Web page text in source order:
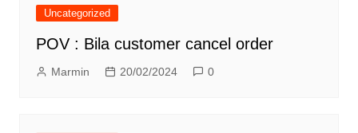
Uncategorized
POV : Bila customer cancel order
Marmin 20/02/2024 0